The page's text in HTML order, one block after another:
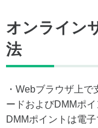
オンライン
法
・Webブラウザ上
ードおよびDMMポイ
DMMポイントは電